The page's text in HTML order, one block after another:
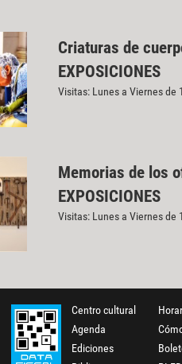
Criaturas de
EXPOSICIONES
Visitas: Lunes a Viernes de
Memorias de los
EXPOSICIONES
Visitas: Lunes a Viernes de
Centro cultural
Agenda
Ediciones